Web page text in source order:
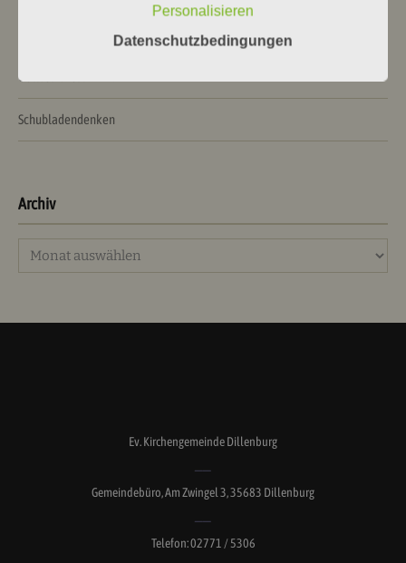
Gottesdienst am 22.2
Schubladendenken
Archiv
Archiv
Ev. Kirchengemeinde Dillenburg
Gemeindebüro, Am Zwingel 3, 35683 Dillenburg
Telefon: 02771 / 5306
Personalisieren
Datenschutzbedingungen